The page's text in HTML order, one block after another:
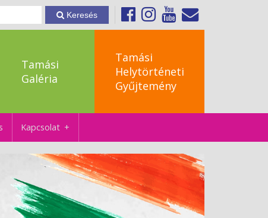
Keresés
Tamási
Galéria
Tamási
Helytörténeti
Gyűjtemény
Kapcsolat